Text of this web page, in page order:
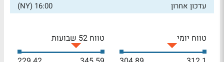
עדכון אחרון
16:00 (NY)
טווח יומי
טווח 52 שבועות